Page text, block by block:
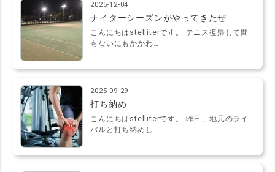
2025-12-04
ナイターシーズンがやってきたぜ
こんにちはstelliterです。 テニス復帰して間
もないにもかかわ…
2025-09-29
打ち納め
こんにちはstelliterです。 昨日、地元のライ
バルと打ち納めし…